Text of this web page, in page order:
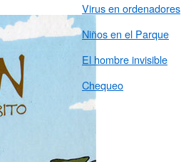
Virus en ordenadores
Niños en el Parque
El hombre invisible
Chequeo